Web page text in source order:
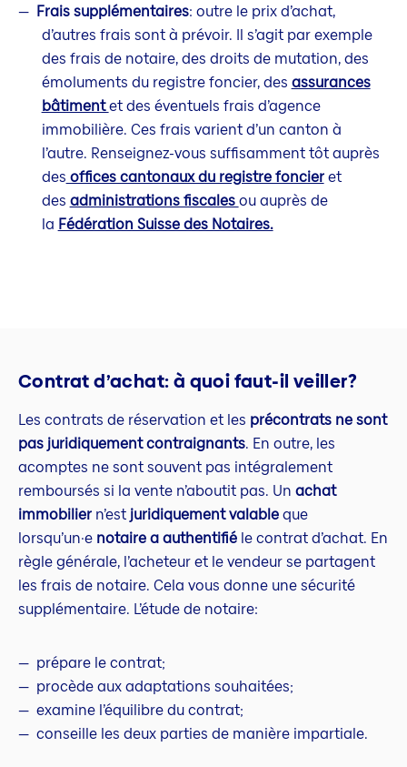
Frais supplémentaires: outre le prix d’achat,
d’autres frais sont à prévoir. Il s’agit par exemple
des frais de notaire, des droits de mutation, des
émoluments du registre foncier, des assurances
bâtimentet des éventuels frais d’agence
immobilière. Ces frais varient d’un canton à
l’autre. Renseignez-vous suffisamment tôt auprès
des offices cantonaux du registre foncieret
des administrations fiscalesou auprès de
la Fédération Suisse des Notaires.
Contrat d’achat: à quoi faut-il veiller?
Les contrats de réservation et les précontrats ne sont
pas juridiquement contraignants. En outre, les
acomptes ne sont souvent pas intégralement
remboursés si la vente n’aboutit pas. Un achat
immobilier n’est juridiquement valableque
lorsqu’un·e notaire a authentifié le contrat d’achat. En
règle générale, l’acheteur et le vendeur se partagent
les frais de notaire. Cela vous donne une sécurité
supplémentaire. L’étude de notaire:
prépare le contrat;
procède aux adaptations souhaitées;
examine l’équilibre du contrat;
conseille les deux parties de manière impartiale.